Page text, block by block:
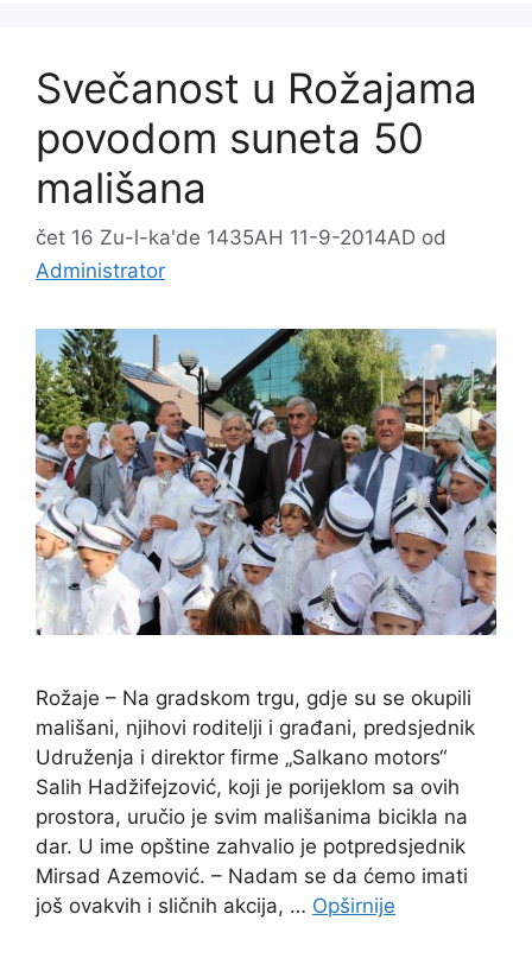
Svečanost u Rožajama
povodom suneta 50
mališana
čet 16 Zu-l-ka'de 1435AH 11-9-2014AD od
Administrator
Rožaje – Na gradskom trgu, gdje su se okupili
mališani, njihovi roditelji i građani, predsjednik
Udruženja i direktor firme „Salkano motors“
Salih Hadžifejzović, koji je porijeklom sa ovih
prostora, uručio je svim mališanima bicikla na
dar. U ime opštine zahvalio je potpredsjednik
Mirsad Azemović. – Nadam se da ćemo imati
još ovakvih i sličnih akcija, … Opširnije